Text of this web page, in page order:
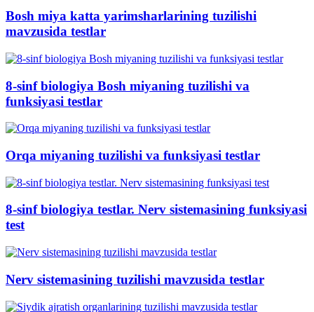
Bosh miya katta yarimsharlarining tuzilishi
mavzusida testlar
8-sinf biologiya Bosh miyaning tuzilishi va
funksiyasi testlar
Orqa miyaning tuzilishi va funksiyasi testlar
8-sinf biologiya testlar. Nerv sistemasining funksiyasi
test
Nerv sistemasining tuzilishi mavzusida testlar